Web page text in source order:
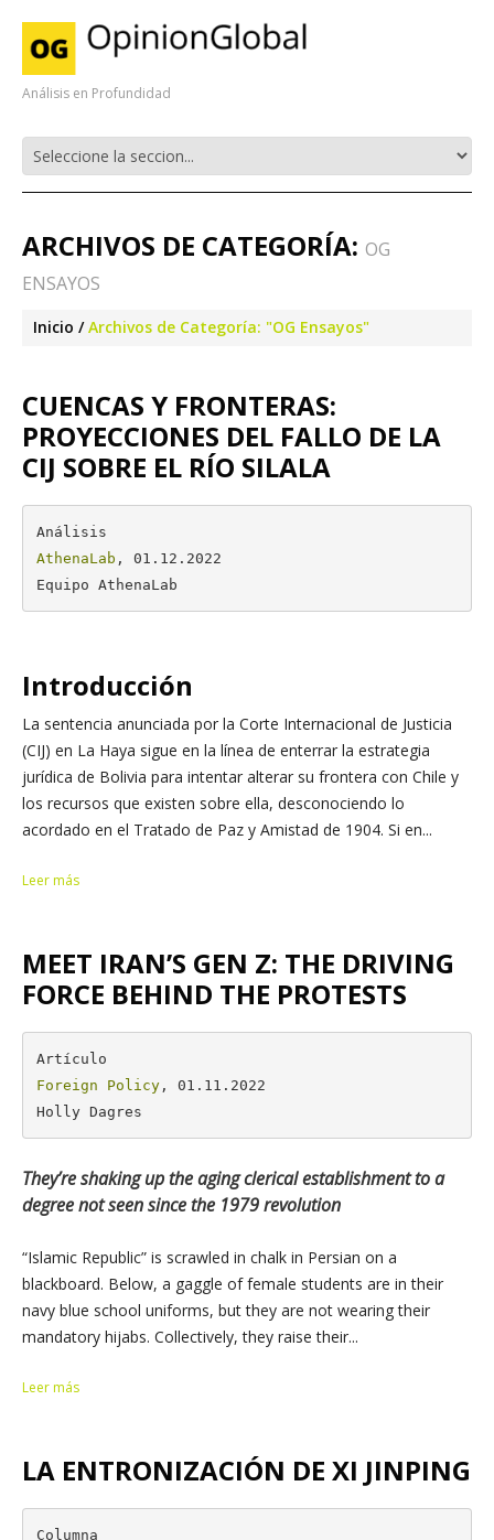
Análisis en Profundidad
ARCHIVOS DE CATEGORÍA: OG
ENSAYOS
Inicio Archivos de Categoría: "OG Ensayos"
CUENCAS Y FRONTERAS:
PROYECCIONES DEL FALLO DE LA
CIJ SOBRE EL RÍO SILALA
AthenaLab , 01.12.2022
Equipo AthenaLab
Introducción
La sentencia anunciada por la Corte Internacional de Justicia
(CIJ) en La Haya sigue en la línea de enterrar la estrategia
jurídica de Bolivia para intentar alterar su frontera con Chile y
los recursos que existen sobre ella, desconociendo lo
acordado en el Tratado de Paz y Amistad de 1904. Si en...
Leer más
MEET IRAN’S GEN Z: THE DRIVING
FORCE BEHIND THE PROTESTS
Foreign Policy, 01.11.2022
Holly Dagres
They’re shaking up the aging clerical establishment to a
degree not seen since the 1979 revolution
“Islamic Republic” is scrawled in chalk in Persian on a
blackboard. Below, a gaggle of female students are in their
navy blue school uniforms, but they are not wearing their
mandatory hijabs. Collectively, they raise their...
Leer más
LA ENTRONIZACIÓN DE XI JINPING